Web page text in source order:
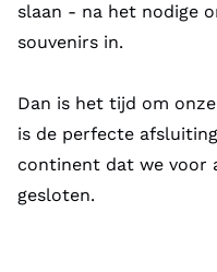
slaan - na het nodige
souvenirs in.
Dan is het tijd om
is de perfecte
continent dat we voor
gesloten.